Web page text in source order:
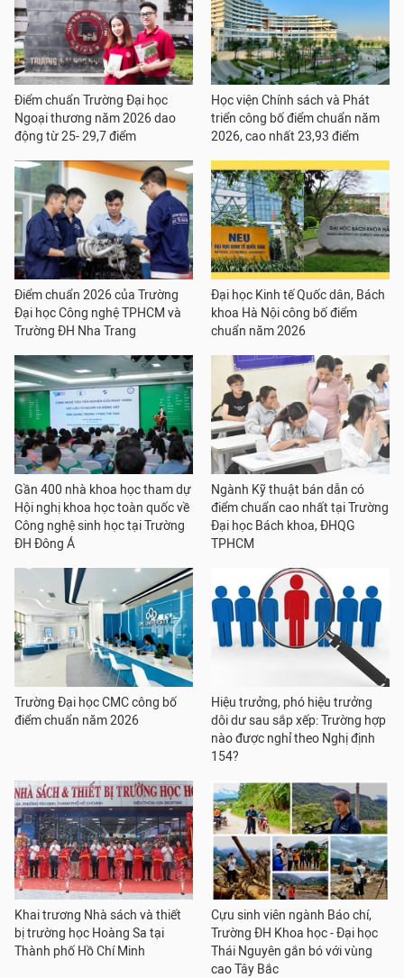
Điểm chuẩn Trường Đại học
Ngoại thương năm 2026 dao
động từ 25- 29,7 điểm
Học viện Chính sách và Phát
triển công bố điểm chuẩn năm
2026, cao nhất 23,93 điểm
Điểm chuẩn 2026 của Trường
Đại học Công nghệ TPHCM và
Trường ĐH Nha Trang
Đại học Kinh tế Quốc dân, Bách
khoa Hà Nội công bố điểm
chuẩn năm 2026
Gần 400 nhà khoa học tham dự
Hội nghị khoa học toàn quốc về
Công nghệ sinh học tại Trường
ĐH Đông Á
Ngành Kỹ thuật bán dẫn có
điểm chuẩn cao nhất tại Trường
Đại học Bách khoa, ĐHQG
TPHCM
Trường Đại học CMC công bố
điểm chuẩn năm 2026
Hiệu trưởng, phó hiệu trưởng
dôi dư sau sắp xếp: Trường hợp
nào được nghỉ theo Nghị định
154?
Khai trương Nhà sách và thiết
bị trường học Hoàng Sa tại
Thành phố Hồ Chí Minh
Cựu sinh viên ngành Báo chí,
Trường ĐH Khoa học - Đại học
Thái Nguyên gắn bó với vùng
cao Tây Bắc